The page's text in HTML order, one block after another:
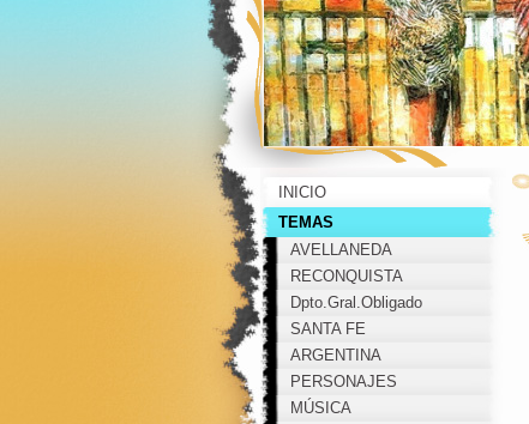
INICIO
TEMAS
AVELLANEDA
RECONQUISTA
Dpto.Gral.Obligado
SANTA FE
ARGENTINA
PERSONAJES
MÚSICA